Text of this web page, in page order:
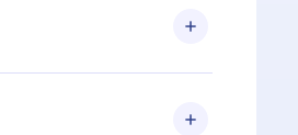
nuestra biblioteca. Si por
contacta a